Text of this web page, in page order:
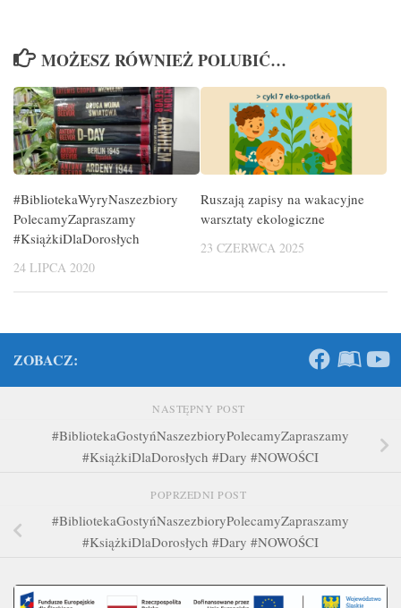
MOŻESZ RÓWNIEŻ POLUBIĆ…
#BibliotekaWyryNaszezbiory
PolecamyZapraszamy
#KsiążkiDlaDorosłych
24 LIPCA 2020
Ruszają zapisy na wakacyjne
warsztaty ekologiczne
23 CZERWCA 2025
ZOBACZ:
NASTĘPNY POST
#BibliotekaGostyńNaszezbioryPolecamyZapraszamy
#KsiążkiDlaDorosłych #Dary #NOWOŚCI
POPRZEDNI POST
#BibliotekaGostyńNaszezbioryPolecamyZapraszamy
#KsiążkiDlaDorosłych #Dary #NOWOŚCI